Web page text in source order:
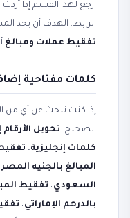
ارجع لهذا القسم إذا
الرابط. الهدف أن يجد
تفقيط عملات ومبالغ
كلمات مفتاحية
إذا كنت تبحث عن أي من
الصحيح: تحويل
كلمات إنجليزية،
المبالغ بالجنيه
السعودي، تفقيط
بالدرهم الإماراتي،